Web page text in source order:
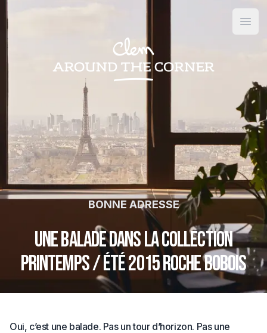
BONNE ADRESSE
Une balade dans la collection
printemps / été 2015 Roche Bobois
Oui, c’est une balade. Pas un tour d’horizon. Pas une